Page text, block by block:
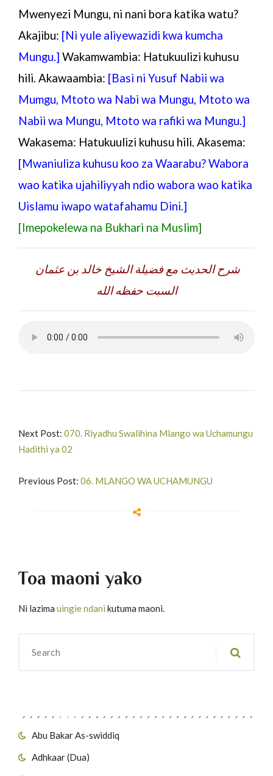
Abu Bakar As-swiddiq
Adhkaar (Dua)
Mwenyezi Mungu, ni nani bora katika watu?
Akajibu: [Ni yule aliyewazidi kwa kumcha
Mungu.] Wakamwambia: Hatukuulizi kuhusu
hili. Akawaambia: [Basi ni Yusuf Nabii wa
Mumgu, Mtoto wa Nabi wa Mungu, Mtoto wa
Nabii wa Mungu, Mtoto wa rafiki wa Mungu.]
Wakasema: Hatukuulizi kuhusu hili. Akasema:
[Mwaniuliza kuhusu koo za Waarabu? Wabora
wao katika ujahiliyyah ndio wabora wao katika
Uislamu iwapo watafahamu Dini.]
[Imepokelewa na Bukhari na Muslim]
السبت حفظه الله
Next Post: 070. Riyadhu Swalihina Mlango wa Uchamungu
Hadithi ya 02
Previous Post: 06. MLANGO WA UCHAMUNGU
Toa maoni yako
Ni lazima uingie ndani kutuma maoni.